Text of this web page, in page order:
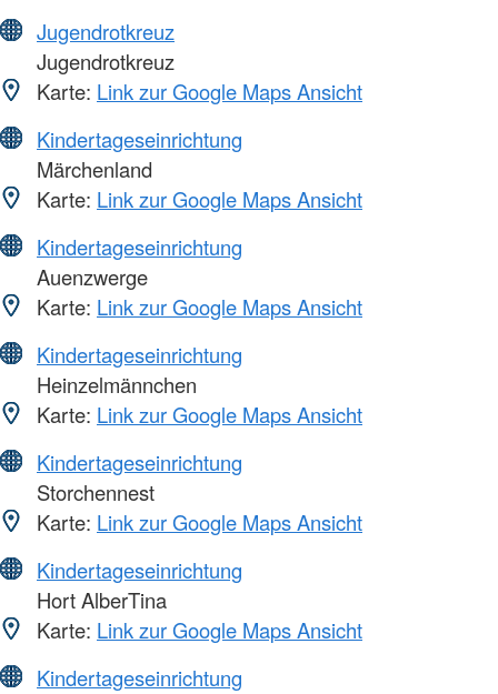
Jugendrotkreuz
Jugendrotkreuz
Karte: Link zur Google Maps Ansicht
Kindertageseinrichtung
Märchenland
Karte: Link zur Google Maps Ansicht
Kindertageseinrichtung
Auenzwerge
Karte: Link zur Google Maps Ansicht
Kindertageseinrichtung
Heinzelmännchen
Karte: Link zur Google Maps Ansicht
Kindertageseinrichtung
Storchennest
Karte: Link zur Google Maps Ansicht
Kindertageseinrichtung
Hort AlberTina
Karte: Link zur Google Maps Ansicht
Kindertageseinrichtung